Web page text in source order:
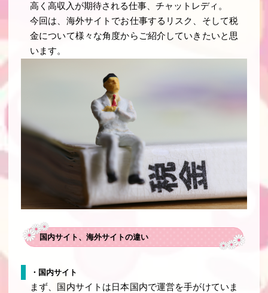
高く高収入が期待される仕事、チャットレディ。
今回は、海外サイトでお仕事するリスク、そして税
金について様々な角度からご紹介していきたいと思
います。
国内サイト、海外サイトの違い
・国内サイト
まず、国内サイトは日本国内で運営を手がけていま